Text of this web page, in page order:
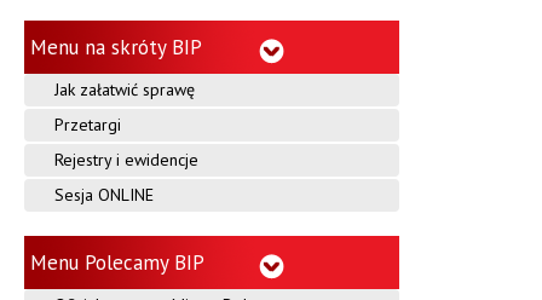
Menu na skróty BIP
Jak załatwić sprawę
Przetargi
Rejestry i ewidencje
Sesja ONLINE
Menu Polecamy BIP